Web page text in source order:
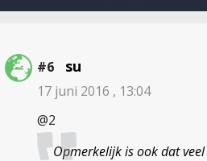
#6 su
17 juni 2016 , 13:04
@2
Opmerkelijk is ook dat